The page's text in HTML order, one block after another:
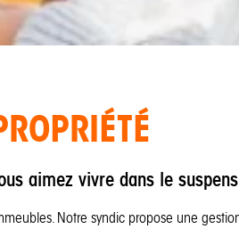
aimez vivre dans le
Notre syndic propose une